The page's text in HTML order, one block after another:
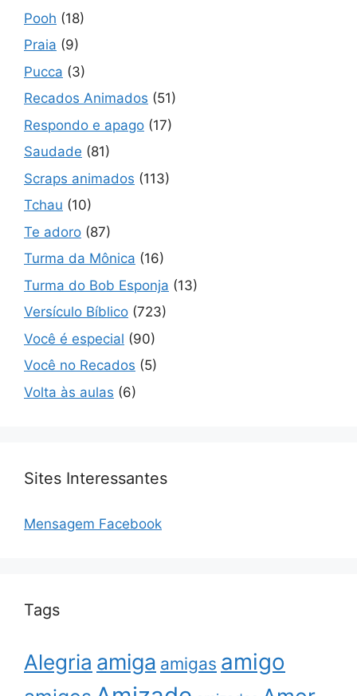
Pooh (18)
Praia (9)
Pucca (3)
Recados Animados (51)
Respondo e apago (17)
Saudade (81)
Scraps animados (113)
Tchau (10)
Te adoro (87)
Turma da Mônica (16)
Turma do Bob Esponja (13)
Versículo Bíblico (723)
Você é especial (90)
Você no Recados (5)
Volta às aulas (6)
Sites Interessantes
Mensagem Facebook
Tags
Alegria amiga amigas amigo